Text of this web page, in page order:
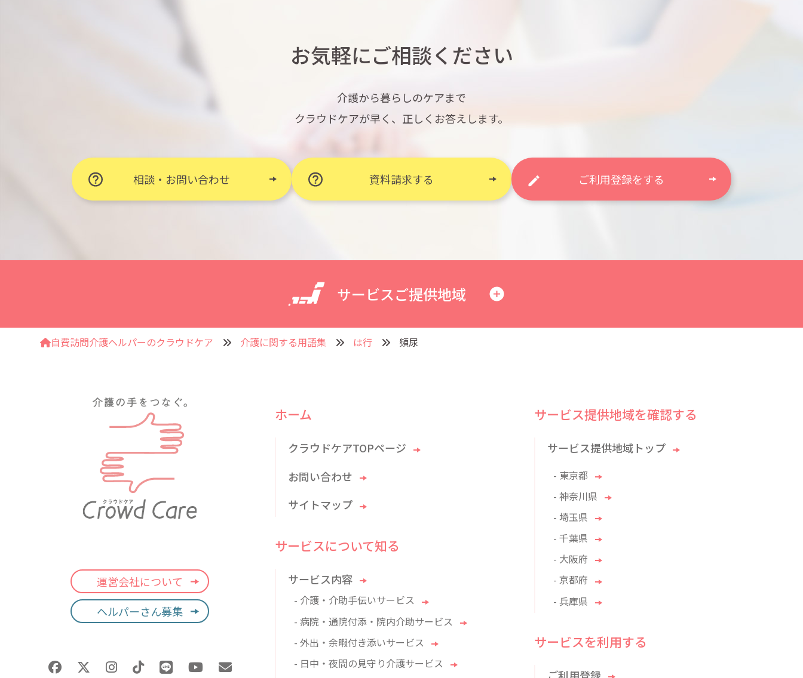
お気軽にご相談ください
介護から暮らしのケアまで
クラウドケアが早く、正しくお答えします。
相談・お問い合わせ 資料請求する ご利用登録をする
サービスご提供地域
自費訪問介護ヘルパーのクラウドケア 介護に関する用語集 は行 頻尿
運営会社について
ヘルパーさん募集
ホーム
クラウドケアTOPページ
お問い合わせ
サイトマップ
サービスについて知る
サービス内容
- 介護・介助手伝いサービス
- 病院・通院付添・院内介助サービス
- 外出・余暇付き添いサービス
- 日中・夜間の見守り介護サービス
サービス提供地域を確認する
サービス提供地域トップ
- 東京都
- 神奈川県
- 埼玉県
- 千葉県
- 大阪府
- 京都府
- 兵庫県
サービスを利用する
ご利用登録